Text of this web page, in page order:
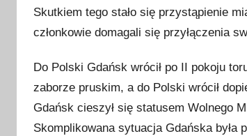
Skutkiem tego stało się przystąpienie
członkowie domagali się przyłączenia
Do Polski Gdańsk wrócił po II pokoju
zaborze pruskim, a do Polski wrócił
Gdańsk cieszył się statusem Wolnego
Skomplikowana sytuacja Gdańska była